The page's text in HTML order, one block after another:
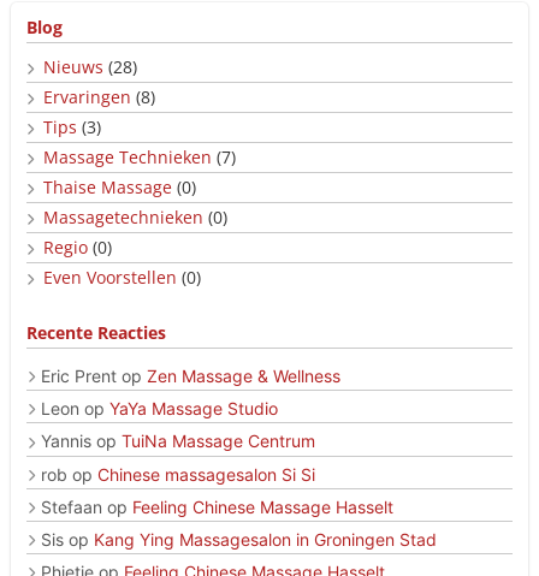
Blog
Nieuws (28)
Ervaringen (8)
Tips (3)
Massage Technieken (7)
Thaise Massage (0)
Massagetechnieken (0)
Regio (0)
Even Voorstellen (0)
Recente Reacties
Eric Prent op Zen Massage & Wellness
Leon op YaYa Massage Studio
Yannis op TuiNa Massage Centrum
rob op Chinese massagesalon Si Si
Stefaan op Feeling Chinese Massage Hasselt
Sis op Kang Ying Massagesalon in Groningen Stad
Phietje op Feeling Chinese Massage Hasselt